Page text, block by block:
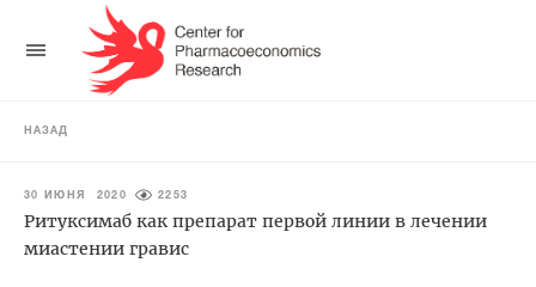
НАЗАД
30 ИЮНЯ 2020 2253
Ритуксимаб как препарат первой линии в лечении
миастении гравис